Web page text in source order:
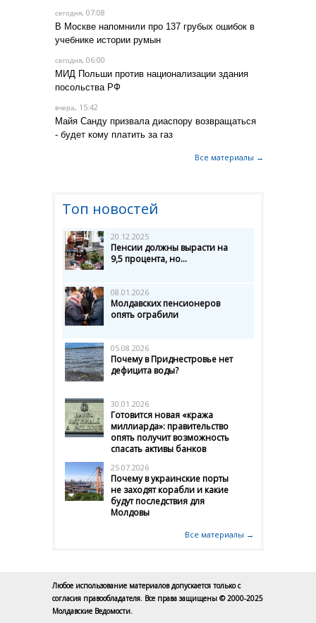
сегодня, 07:08
В Москве напомнили про 137 грубых ошибок в
учебнике истории румын
сегодня, 06:00
МИД Польши против национализации здания
посольства РФ
вчера, 15:42
Майя Санду призвала диаспору возвращаться
- будет кому платить за газ
Все материалы →
Топ новостей
20.12.2025
Пенсии должны вырасти на
9,5 процента, но...
08.01.2026
Молдавских пенсионеров
опять ограбили
05.08.2026
Почему в Приднестровье нет
дефицита воды?
30.01.2026
Готовится новая «кража
миллиарда»: правительство
опять получит возможность
спасать активы банков
25.07.2026
Почему в украинские порты
не заходят корабли и какие
будут последствия для
Молдовы
Все материалы →
Любое использование материалов допускается только с
согласия правообладателя. Все права защищены © 2000-2025
Молдавские Ведомости.